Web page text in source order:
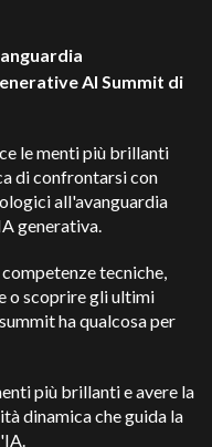
AI Summit di
le menti più brillanti
di confrontarsi con
all'avanguardia
generativa.
tecniche,
o scoprire gli ultimi
ha qualcosa per
più brillanti e avere la
dinamica che guida la